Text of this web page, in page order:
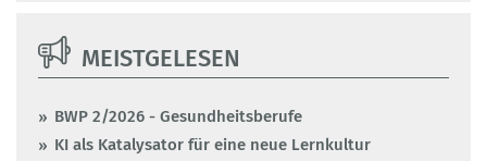
MEISTGELESEN
BWP 2/2026 - Gesundheitsberufe
KI als Katalysator für eine neue Lernkultur